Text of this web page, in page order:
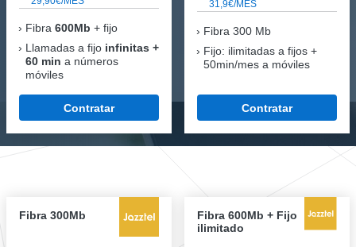
Fibra 600Mb + fijo
Llamadas a fijo infinitas +
60 min a números
móviles
Contratar
31,9€/MES
Fibra 300 Mb
Fijo: ilimitadas a fijos +
50min/mes a móviles
Contratar
Fibra 300Mb
Fibra 600Mb + Fijo
ilimitado